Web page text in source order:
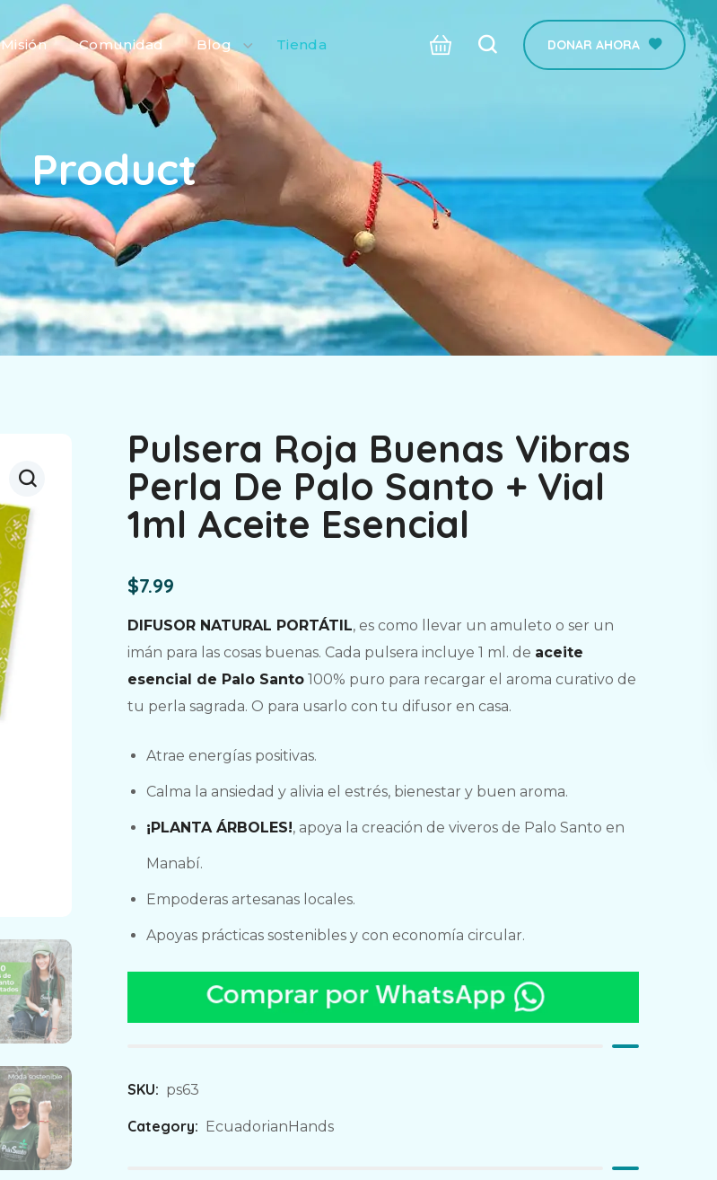
Misión Comunidad Blog Tienda DONAR AHORA
Product
Pulsera Roja Buenas Vibras
Perla De Palo Santo + Vial
1ml Aceite Esencial
$7.99
DIFUSOR NATURAL PORTÁTIL, es como llevar un amuleto o ser un
imán para las cosas buenas. Cada pulsera incluye 1 ml. de aceite
esencial de Palo Santo 100% puro para recargar el aroma curativo de
tu perla sagrada. O para usarlo con tu difusor en casa.
Atrae energías positivas.
Calma la ansiedad y alivia el estrés, bienestar y buen aroma.
¡PLANTA ÁRBOLES!, apoya la creación de viveros de Palo Santo en
Manabí.
Empoderas artesanas locales.
Apoyas prácticas sostenibles y con economía circular.
SKU: ps63
Category: EcuadorianHands